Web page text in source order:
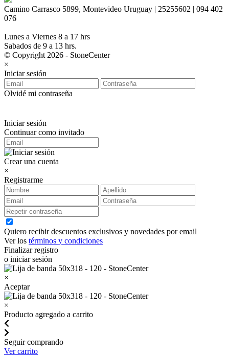
Camino Carrasco 5899, Montevideo Uruguay | 25255602 | 094 402
076
Lunes a Viernes 8 a 17 hrs
Sabados de 9 a 13 hrs.
© Copyright 2026 - StoneCenter
×
Iniciar sesión
Olvidé mi contraseña
Iniciar sesión
Continuar como invitado
Crear una cuenta
×
Registrarme
Quiero recibir descuentos exclusivos y novedades por email
Ver los términos y condiciones
Finalizar registro
o iniciar sesión
×
Aceptar
×
Producto agregado a carrito
Seguir comprando
Ver carrito